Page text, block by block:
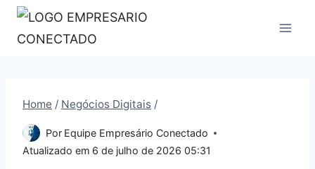
Pular
para
Home / Negócios Digitais /
Por Equipe Empresário Conectado
Atualizado em 6 de julho de 2026 05:31